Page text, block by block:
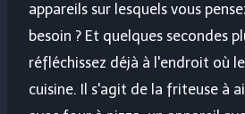
appareils sur lesquels vous
besoin ? Et quelques secondes
réfléchissez déjà à l'endroit où
cuisine. Il s'agit de la friteuse à